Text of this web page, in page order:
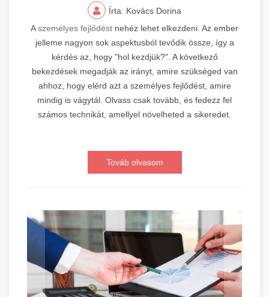
Írta: Kovács Dorina
Aszemélyes fejlődést nehéz lehet elkezdeni. Az ember
jelleme nagyon sok aspektusból tevődik össze, így a
kérdés az, hogy "hol kezdjük?". A következő
bekezdések megadják az irányt, amire szükséged van
ahhoz, hogy elérd azt a személyes fejlődést, amire
mindig is vágytál. Olvass csak tovább, és fedezz fel
számos technikát, amellyel növelheted a sikeredet.
Továb olvasom